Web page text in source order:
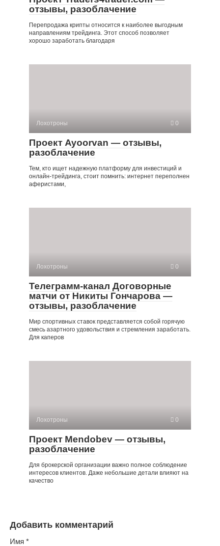
отзывы, разоблачение
Перепродажа крипты относится к наиболее выгодным
направлениям трейдинга. Этот способ позволяет
хорошо заработать благодаря
Лохотроны 0
Проект Ayoorvan — отзывы,
разоблачение
Тем, кто ищет надежную платформу для инвестиций и
онлайн-трейдинга, стоит помнить: интернет переполнен
аферистами,
Лохотроны 0
Телеграмм-канал Договорные
матчи от Никиты Гончарова —
отзывы, разоблачение
Мир спортивных ставок представляется собой горячую
смесь азартного удовольствия и стремления заработать.
Для каперов
Лохотроны 0
Проект Mendobev — отзывы,
разоблачение
Для брокерской организации важно полное соблюдение
интересов клиентов. Даже небольшие детали влияют на
качество
Добавить комментарий
Имя *